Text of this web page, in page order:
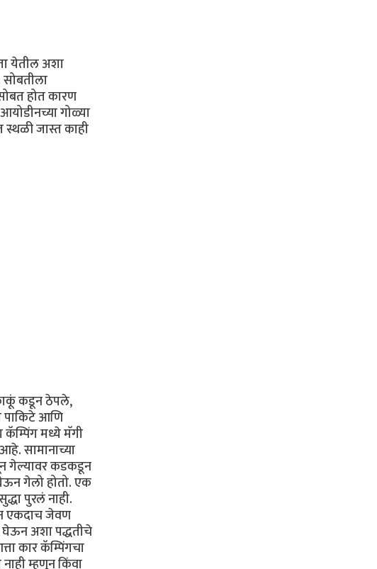
येतील अशा
होत कारण
गोळ्या
स्थळी जास्त काही
कडून ठेपले,
पाकिटे आणि
कॅम्पिंग मध्ये मॅगी
सामानाच्या
गेल्यावर कडकडून
गेलो होतो. एक
पुरलं नाही.
एकदाच जेवण
घेऊन अशा पद्धतीचे
कार कॅम्पिंगचा
म्हणून किंवा